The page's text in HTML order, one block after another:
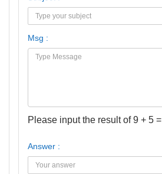
Msg :
Please input the result of 9 + 5 =
Answer :